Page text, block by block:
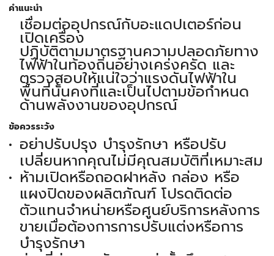
คำแนะนำ
เชื่อมต่ออุปกรณ์กับอะแดปเตอร์ก่อน
เปิดเครื่อง
ปฏิบัติตามมาตรฐานความปลอดภัยทาง
ไฟฟ้าในท้องถิ่นอย่างเคร่งครัด และ
ตรวจสอบให้แน่ใจว่าแรงดันไฟฟ้าใน
พื้นที่นั้นคงที่และเป็นไปตามข้อกำหนด
ด้านพลังงานของอุปกรณ์
ข้อควรระวัง
อย่าปรับปรุง บำรุงรักษา หรือปรับ
เปลี่ยนหากคุณไม่มีคุณสมบัติที่เหมาะสม
ห้ามเปิดหรือถอดฝาหลัง กล่อง หรือ
แผงปิดของผลิตภัณฑ์ โปรดติดต่อ
ตัวแทนจำหน่ายหรือศูนย์บริการหลังการ
ขายเมื่อต้องการการปรับแต่งหรือการ
บำรุงรักษา